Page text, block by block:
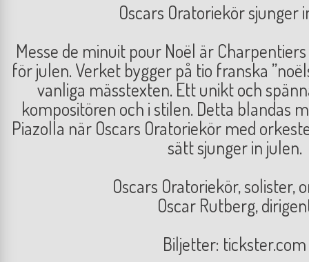
Oscars Oratoriekör sjunger
Messe de minuit pour Noël är
för julen. Verket bygger på tio franska
vanliga mässtexten. Ett unikt och
kompositören och i stilen. Detta blandas
Piazolla när Oscars Oratoriekör med
sätt sjunger in julen.
Oscars Oratoriekör, solister,
Oscar Rutberg,
Biljetter: tickster.com